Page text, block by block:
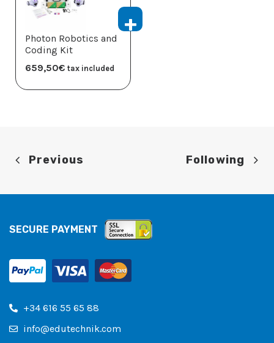
Photon Robotics and
Coding Kit
659,50€ tax included
Previous Following
SECURE PAYMENT
+34 616 55 65 88
info@edutechnik.com